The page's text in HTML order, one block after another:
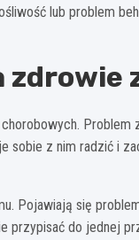
lub problem
zdrowie
Problem
sobie z nim radzić i
Pojawiają się
przypisać do jednej